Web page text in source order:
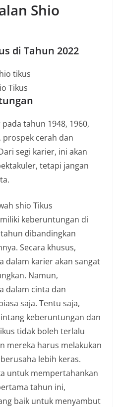
Shio
di Tahun 2022
Tikus
tahun 1948, 1960,
prospek cerah dan
segi karier, ini akan
tetapi jangan
shio Tikus
keberuntungan di
dibandingkan
Secara khusus,
dalam karier akan sangat
Namun,
dalam cinta dan
saja. Tentu saja,
keberuntungan dan
tidak boleh terlalu
mereka harus melakukan
lebih keras.
untuk mempertahankan
tahun ini,
baik untuk menyambut